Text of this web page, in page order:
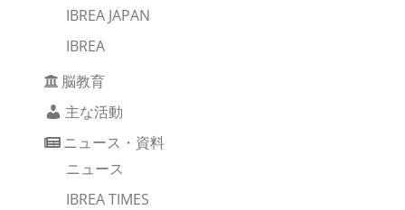
IBREA JAPAN
IBREA
脳教育
主な活動
ニュース・資料
ニュース
IBREA TIMES